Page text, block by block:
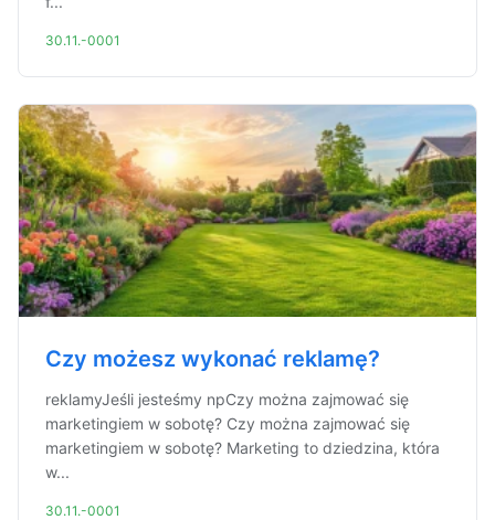
30.11.-0001
Czy możesz wykonać reklamę?
reklamyJeśli jesteśmy npCzy można zajmować się
marketingiem w sobotę? Czy można zajmować się
marketingiem w sobotę? Marketing to dziedzina, która
w...
30.11.-0001